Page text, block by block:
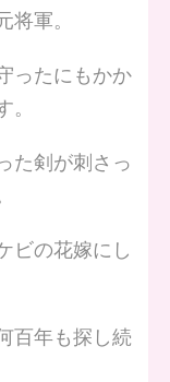
将軍。
ったにもかか
た剣が刺さっ
ビの花嫁にし
百年も探し続